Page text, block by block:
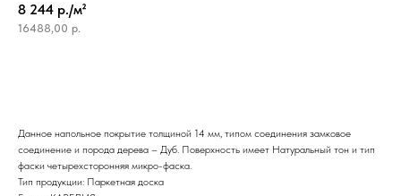
8 244 р./м²
16488,00 р.
Данное напольное покрытие толщиной 14 мм, типом соединения замковое
соединение и порода дерева – Дуб. Поверхность имеет Натуральный тон и тип
фаски четырехсторонняя микро-фаска.
Тип продукции: Паркетная доска